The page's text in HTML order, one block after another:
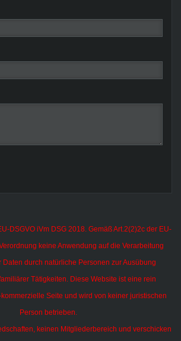
DSGVO iVm DSG 2018. Gemäß Art.2(2)2c der EU-
keine Anwendung auf die Verarbeitung
durch natürliche Personen zur Ausübung
Tätigkeiten. Diese Website ist eine rein
Seite und wird von keiner juristischen
Person betrieben.
keinen Mitgliederbereich und verschicken